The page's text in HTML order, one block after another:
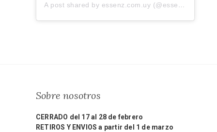
A post shared by essenz.com.uy (@essenz.com.uy)
Sobre nosotros
CERRADO del 17 al 28 de febrero
RETIROS Y ENVIOS a partir del 1 de marzo